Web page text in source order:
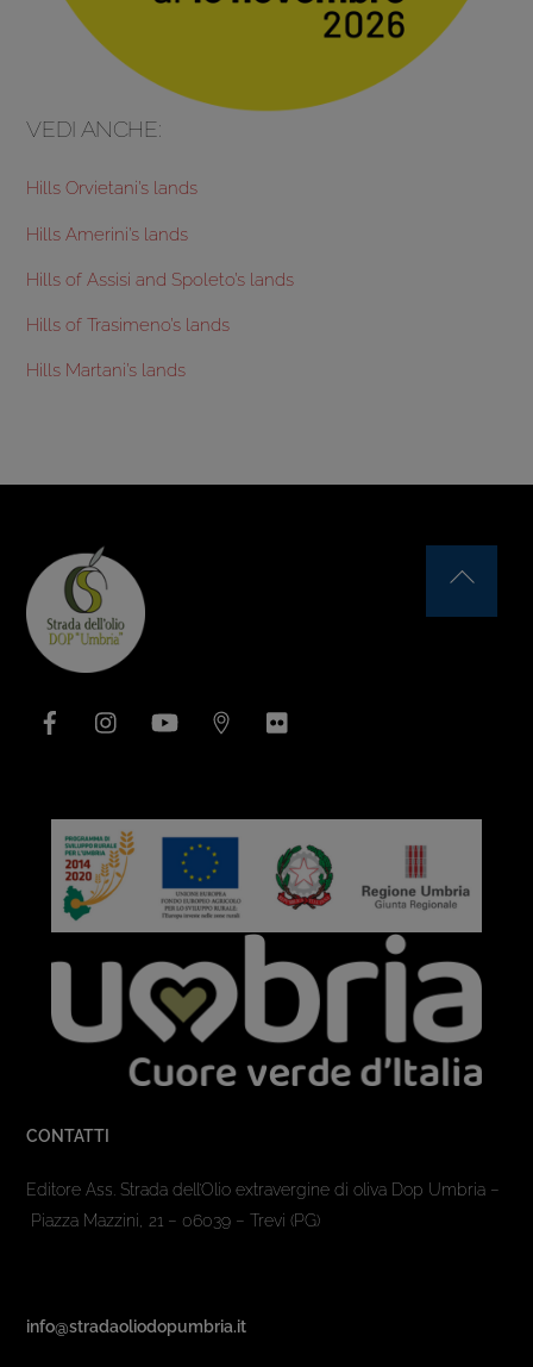
VEDI ANCHE:
Hills Orvietani’s lands
Hills Amerini’s lands
Hills of Assisi and Spoleto’s lands
Hills of Trasimeno’s lands
Hills Martani’s lands
YouTube
CONTATTI
Editore Ass. Strada dell’Olio extravergine di oliva Dop Umbria –
Piazza Mazzini, 21 – 06039 – Trevi (PG)
info@stradaoliodopumbria.it